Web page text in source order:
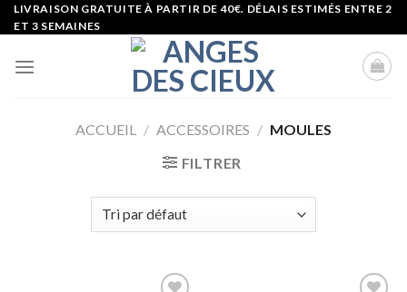
Skip
to
LIVRAISON GRATUITE À PARTIR DE 40€. DÉLAIS ESTIMÉS ENTRE 2
ET 3 SEMAINES
ACCUEIL / ACCESSOIRES / MOULES
FILTRER